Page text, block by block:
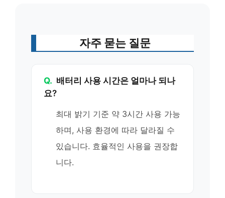
자주 묻는 질문
Q. 배터리 사용 시간은 얼마나 되나
요?
최대 밝기 기준 약 3시간 사용 가능
하며, 사용 환경에 따라 달라질 수
있습니다. 효율적인 사용을 권장합
니다.